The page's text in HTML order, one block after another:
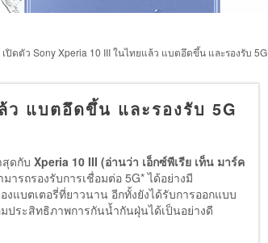
เปิดตัว Sony Xperia 10 III ในไทยแล้ว แบตอึดขึ้น และรองรับ 5G
ว แบตอึดขึ้น และรองรับ 5G
ดกับ Xperia 10 III (อ่านว่า เอ็กซ์พีเรีย เท็น มาร์ค
รถรองรับการเชื่อมต่อ 5G* ได้อย่างมี
บตเตอรี่ที่ยาวนาน อีกทั้งยังได้รับการออกแบบ
ประสิทธิภาพการกันน้ำกันฝุ่นได้เป็นอย่างดี